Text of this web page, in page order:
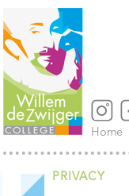
Home
PRIVACY